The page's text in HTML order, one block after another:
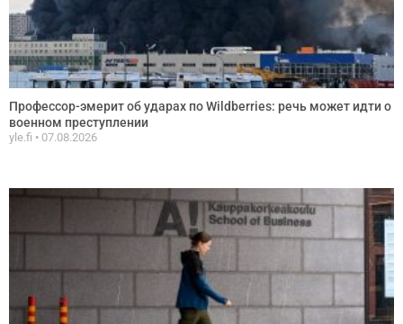
Профессор-эмерит об ударах по Wildberries: речь может идти о
военном преступлении
yle.fi 07.08.2026